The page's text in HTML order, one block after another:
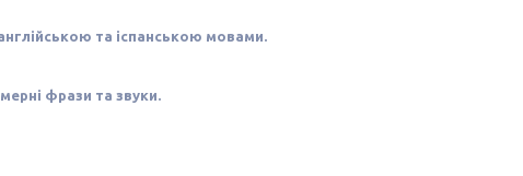
та іспанською мовами.
фрази та звуки.